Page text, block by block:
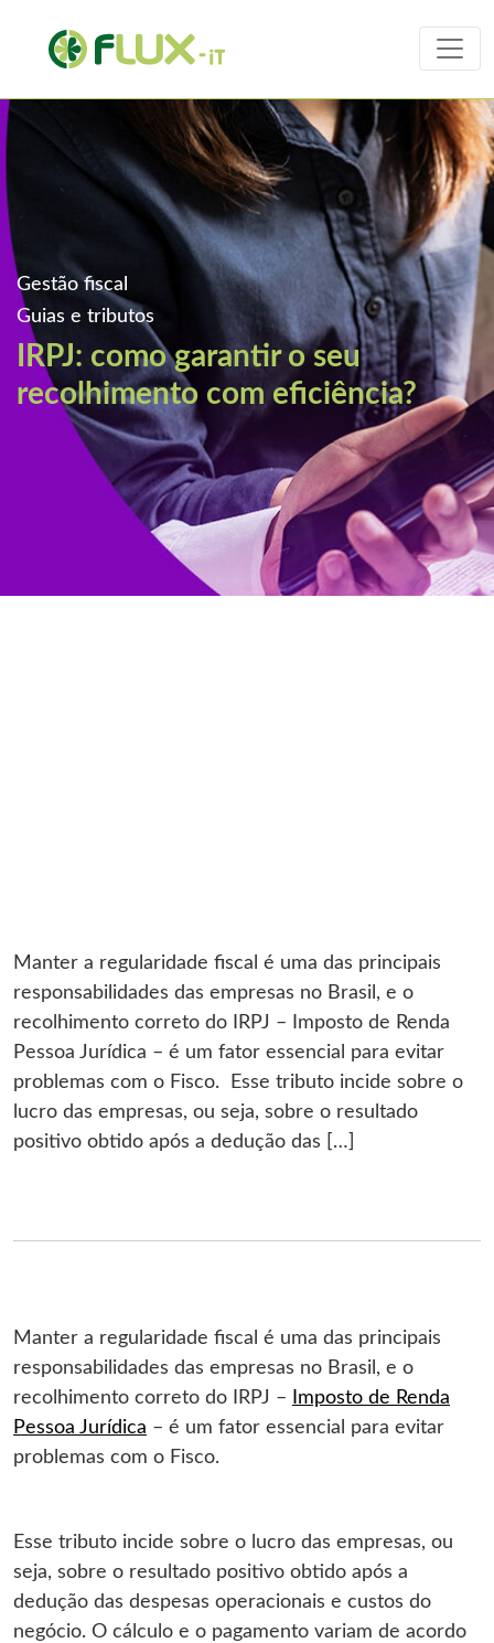
Gestão fiscal
Guias e tributos
IRPJ: como garantir o seu
recolhimento com eficiência?
Manter a regularidade fiscal é uma das principais
responsabilidades das empresas no Brasil, e o
recolhimento correto do IRPJ – Imposto de Renda
Pessoa Jurídica – é um fator essencial para evitar
problemas com o Fisco. Esse tributo incide sobre o
lucro das empresas, ou seja, sobre o resultado
positivo obtido após a dedução das […]
Manter a regularidade fiscal é uma das principais
responsabilidades das empresas no Brasil, e o
recolhimento correto do IRPJ –
Imposto de Renda
Pessoa Jurídica – é um fator essencial para evitar
problemas com o Fisco.
Esse tributo incide sobre o lucro das empresas, ou
seja, sobre o resultado positivo obtido após a
dedução das despesas operacionais e custos do
negócio. O cálculo e o pagamento variam de acordo